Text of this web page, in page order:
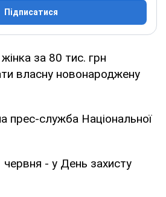
Підписатися
за 80 тис. грн
власну новонароджену
прес-служба Національної
червня - у День захисту